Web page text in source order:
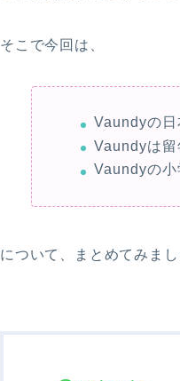
そこで今回は、
Vaundyの日
Vaundyは留
Vaundyの小
について、まとめてみまし